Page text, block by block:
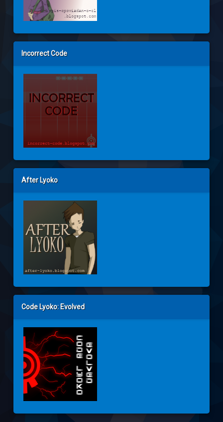
Incorrect Code
After Lyoko
Code Lyoko: Evolved